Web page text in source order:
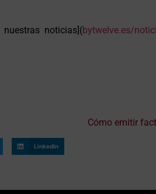
noticias](bytwelve.es/
Cómo emitir
LinkedIn